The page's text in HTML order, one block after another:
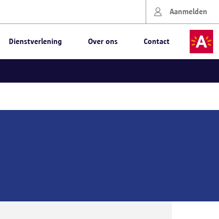
Aanmelden
Dienstverlening Over ons Contact